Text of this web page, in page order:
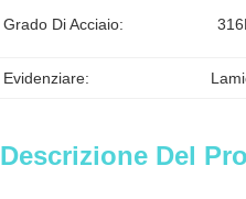
Grado Di Acciaio:
Evidenziare:
Descrizione Del